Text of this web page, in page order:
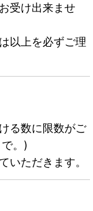
受け出来ませ
以上を必ずご理
る数に限数がご
。)
いただきます。